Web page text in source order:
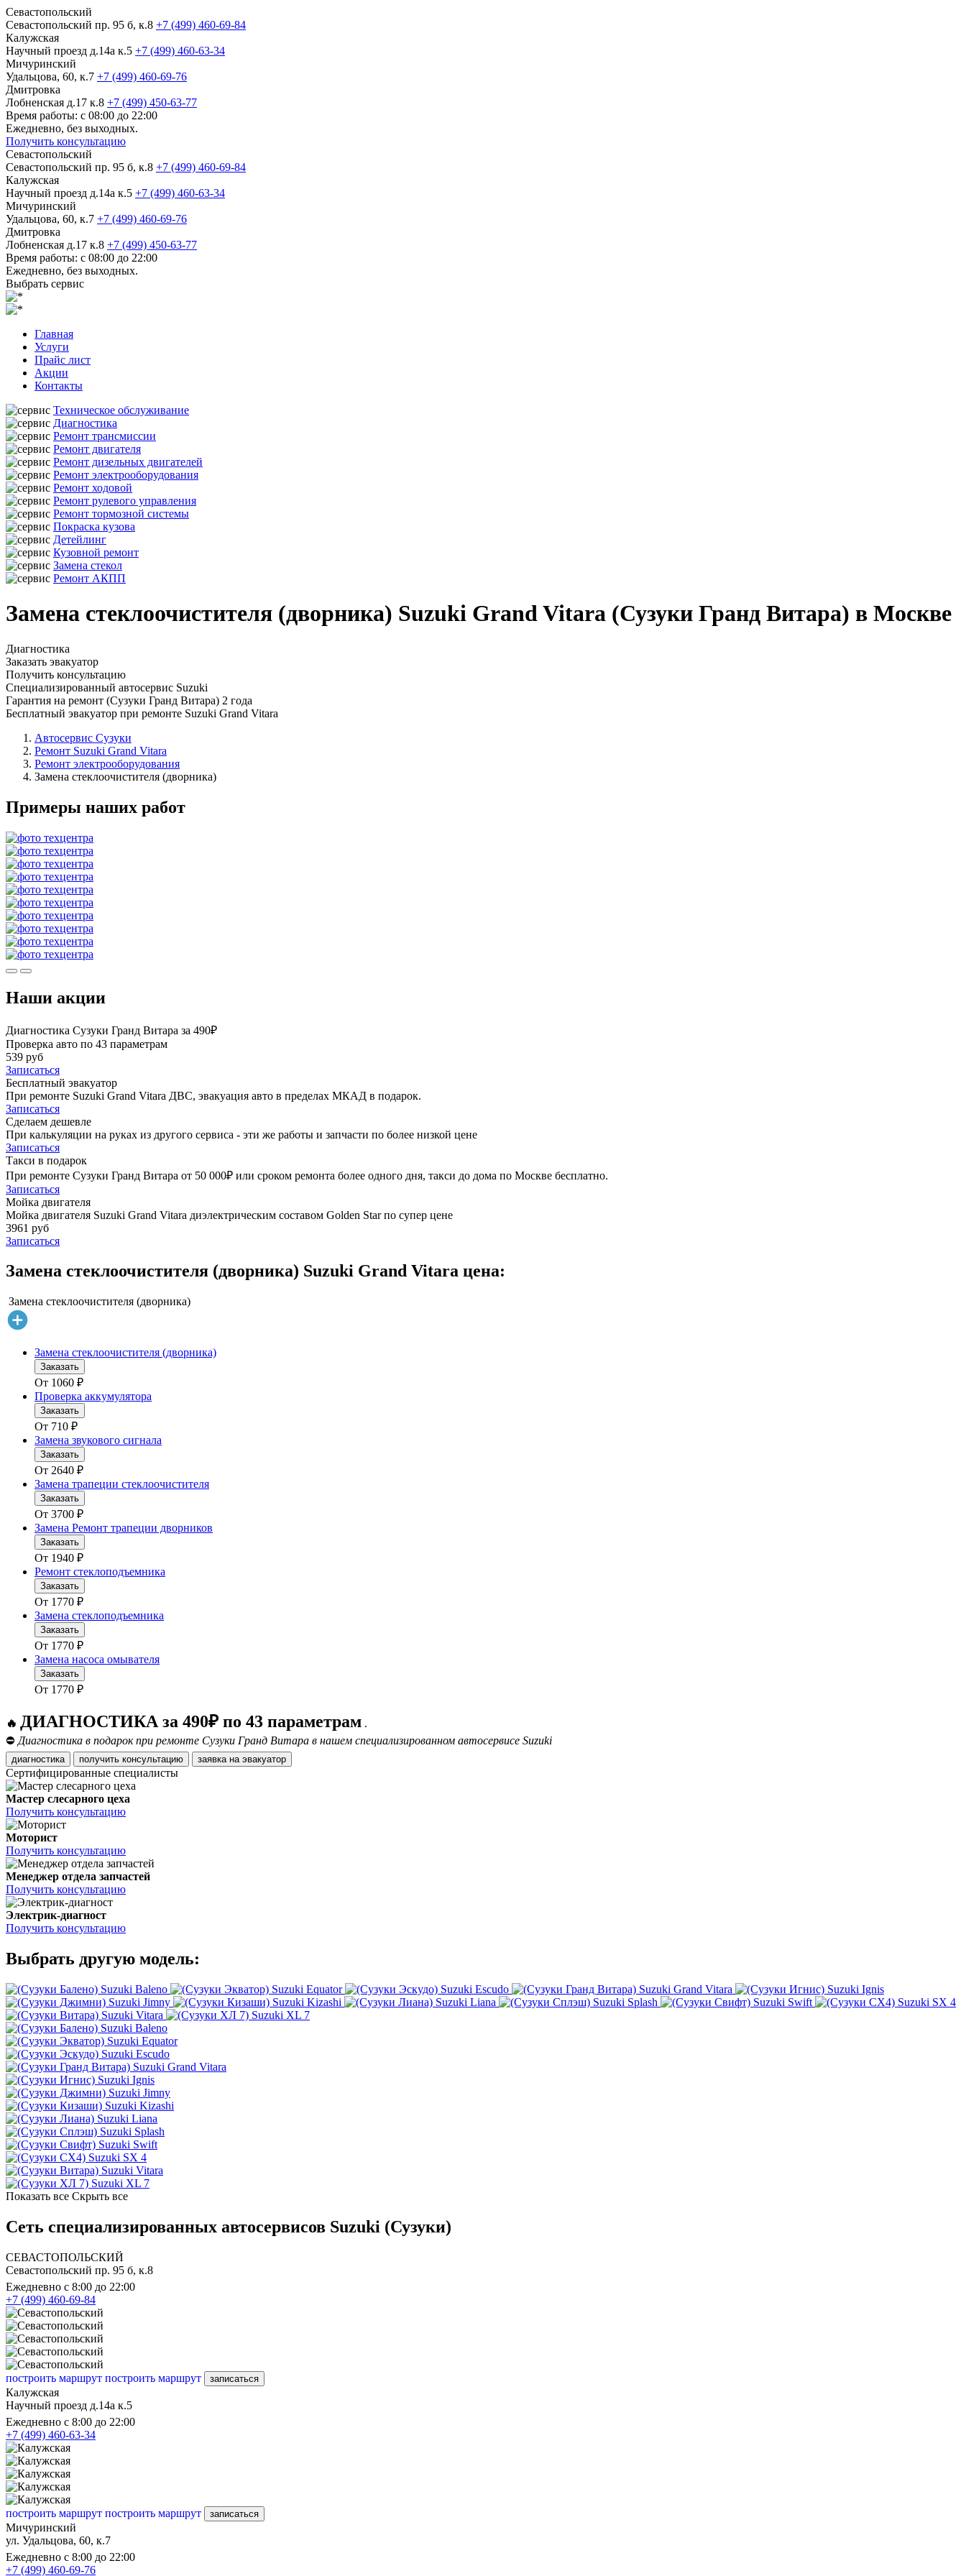
Севастопольский
Севастопольский пр. 95 б, к.8 +7 (499) 460-69-84
Калужская
Научный проезд д.14а к.5 +7 (499) 460-63-34
Мичуринский
Удальцова, 60, к.7 +7 (499) 460-69-76
Дмитровка
Лобненская д.17 к.8 +7 (499) 450-63-77
Время работы: с 08:00 до 22:00
Ежедневно, без выходных.
Получить консультацию
Севастопольский
Севастопольский пр. 95 б, к.8 +7 (499) 460-69-84
Калужская
Научный проезд д.14а к.5 +7 (499) 460-63-34
Мичуринский
Удальцова, 60, к.7 +7 (499) 460-69-76
Дмитровка
Лобненская д.17 к.8 +7 (499) 450-63-77
Время работы: с 08:00 до 22:00
Ежедневно, без выходных.
Выбрать сервис
Главная
Услуги
Прайс лист
Акции
Контакты
Техническое обслуживание
Диагностика
Ремонт трансмиссии
Ремонт двигателя
Ремонт дизельных двигателей
Ремонт электрооборудования
Ремонт ходовой
Ремонт рулевого управления
Ремонт тормозной системы
Покраска кузова
Детейлинг
Кузовной ремонт
Замена стекол
Ремонт АКПП
Замена стеклоочистителя (дворника) Suzuki Grand Vitara (Сузуки Гранд Витара) в Москве
Диагностика
Заказать эвакуатор
Получить консультацию
Специализированный автосервис Suzuki
Гарантия на ремонт (Сузуки Гранд Витара) 2 года
Бесплатный эвакуатор при ремонте Suzuki Grand Vitara
Автосервис Сузуки
Ремонт Suzuki Grand Vitara
Ремонт электрооборудования
Замена стеклоочистителя (дворника)
Примеры наших работ
Наши акции
Диагностика Сузуки Гранд Витара за 490₽
Проверка авто по 43 параметрам
539 руб
Записаться
Бесплатный эвакуатор
При ремонте Suzuki Grand Vitara ДВС, эвакуация авто в пределах МКАД в подарок.
Записаться
Сделаем дешевле
При калькуляции на руках из другого сервиса - эти же работы и запчасти по более низкой цене
Записаться
Такси в подарок
При ремонте Сузуки Гранд Витара от 50 000₽ или сроком ремонта более одного дня, такси до дома по Москве бесплатно.
Записаться
Мойка двигателя
Мойка двигателя Suzuki Grand Vitara диэлектрическим составом Golden Star по супер цене
3961 руб
Записаться
Замена стеклоочистителя (дворника) Suzuki Grand Vitara цена:
Замена стеклоочистителя (дворника)
Замена стеклоочистителя (дворника)
Заказать
От 1060 ₽
Проверка аккумулятора
Заказать
От 710 ₽
Замена звукового сигнала
Заказать
От 2640 ₽
Замена трапеции стеклоочистителя
Заказать
От 3700 ₽
Замена Ремонт трапеции дворников
Заказать
От 1940 ₽
Ремонт стеклоподъемника
Заказать
От 1770 ₽
Замена стеклоподъемника
Заказать
От 1770 ₽
Замена насоса омывателя
Заказать
От 1770 ₽
🔥 ДИАГНОСТИКА за 490₽ по 43 параметрам .
⛔ Диагностика в подарок при ремонте Сузуки Гранд Витара в нашем специализированном автосервисе Suzuki
диагностика получить консультацию заявка на эвакуатор
Сертифицированные специалисты
Мастер слесарного цеха
Получить консультацию
Моторист
Получить консультацию
Менеджер отдела запчастей
Получить консультацию
Электрик-диагност
Получить консультацию
Выбрать другую модель:
Suzuki Baleno Suzuki Equator Suzuki Escudo Suzuki Grand Vitara
Suzuki Ignis
Suzuki Jimny
Suzuki Kizashi Suzuki Liana Suzuki Splash Suzuki Swift
Suzuki SX 4
Suzuki Vitara
Suzuki XL 7
Suzuki Baleno
Suzuki Equator
Suzuki Escudo
Suzuki Grand Vitara
Suzuki Ignis
Suzuki Jimny
Suzuki Kizashi
Suzuki Liana
Suzuki Splash
Suzuki Swift
Suzuki SX 4
Suzuki Vitara
Suzuki XL 7
Показать все Скрыть все
Сеть специализированных автосервисов Suzuki (Сузуки)
СЕВАСТОПОЛЬСКИЙ
Севастопольский пр. 95 б, к.8
Ежедневно с 8:00 до 22:00
+7 (499) 460-69-84
построить маршрут построить маршрут записаться
Калужская
Научный проезд д.14а к.5
Ежедневно с 8:00 до 22:00
+7 (499) 460-63-34
построить маршрут построить маршрут записаться
Мичуринский
ул. Удальцова, 60, к.7
Ежедневно с 8:00 до 22:00
+7 (499) 460-69-76